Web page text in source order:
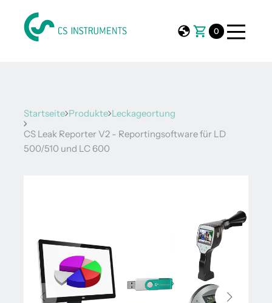
0
Startseite Produkte Leckageortung
CS Leak Reporter V2 - Reportingsoftware für LD
500/510 und LC 600